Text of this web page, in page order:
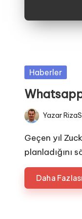
Posted
Haberler
Posted
by
Yazar
Geçen yıl
planladığını
Daha